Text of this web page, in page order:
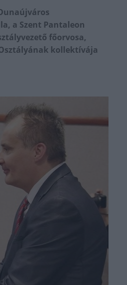
a Szent Pantaleon
főorvosa,
kollektívája